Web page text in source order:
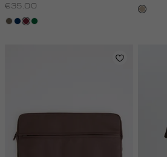
€35.00
lichtbruin
donkerblauw
bordeaux
donkergroen
kit,